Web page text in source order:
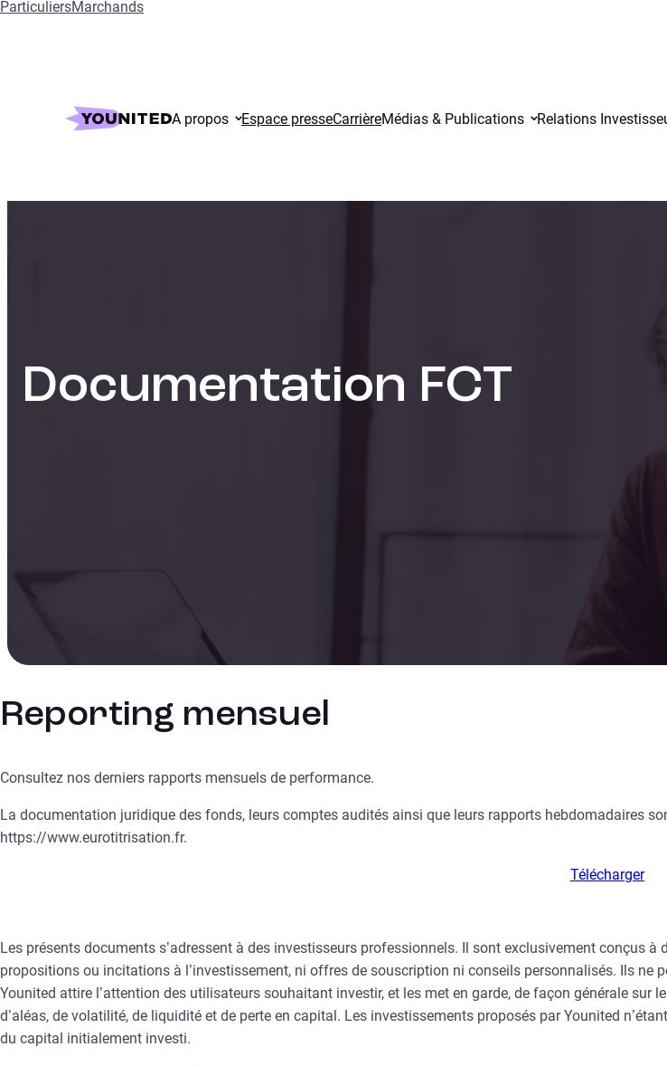
ParticuliersMarchands
A propos Espace presseCarrièreMédias & Publications Relations
Documentation FCT
Reporting mensuel
Consultez nos derniers rapports mensuels de performance.
La documentation juridique des fonds, leurs comptes audités ainsi que leurs rapports hebdomadaires
https://www.eurotitrisation.fr.
Télécharger
Les présents documents s’adressent à des investisseurs professionnels. Il sont exclusivement conçus
propositions ou incitations à l’investissement, ni offres de souscription ni conseils personnalisés. Ils ne
Younited attire l’attention des utilisateurs souhaitant investir, et les met en garde, de façon générale
d’aléas, de volatilité, de liquidité et de perte en capital. Les investissements proposés par Younited
du capital initialement investi.